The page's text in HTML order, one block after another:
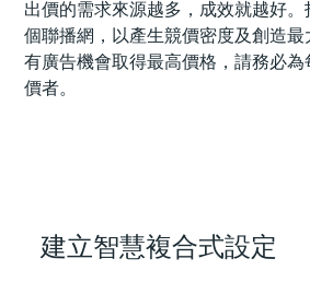
出價的需求來源越多，成效就越好
個聯播網，以產生競價密度及創造
有廣告機會取得最高價格，請務必為
價者。
建立智慧複合式設定